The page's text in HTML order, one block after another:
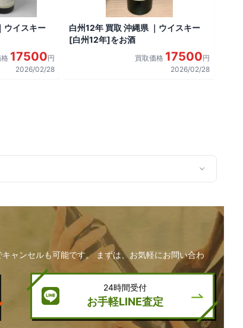
ウイスキー
17500円
2026/02/28
白州12年 買取 沖縄県 ｜ウイスキー
[白州12年]をお酒
買取価格 17500円
2026/02/28
ャンセルも可能です。 まずは、お気軽にお問い合わ
24時間受付
お手軽LINE査定